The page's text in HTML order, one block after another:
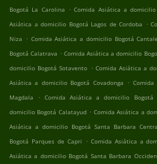
Bogotá La Carolina . Comida Asiática a
Asiática a domicilio Bogotá Lagos de Cordoba .
Niza . Comida Asiática a domicilio Bogotá
Bogotá Calatrava . Comida Asiática a domicilio
domicilio Bogotá Sotavento . Comida Asiática a
Asiática a domicilio Bogotá Covadonga .
Magdala
. Comida Asiática a domicilio Bogotá
domicilio Bogotá Calatayud . Comida Asiática a
Asiática a domicilio Bogotá Santa Barbara
Bogotá Parques de Capri . Comida Asiática a
Asiática a domicilio Bogotá Santa Barbara